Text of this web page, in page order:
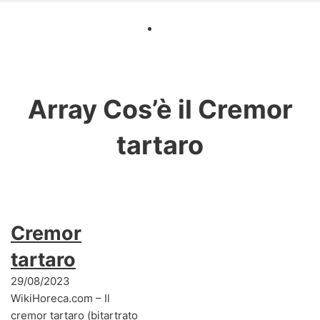
Array Cos’è il Cremor
tartaro
Cremor
tartaro
29/08/2023
WikiHoreca.com – Il
cremor tartaro (bitartrato